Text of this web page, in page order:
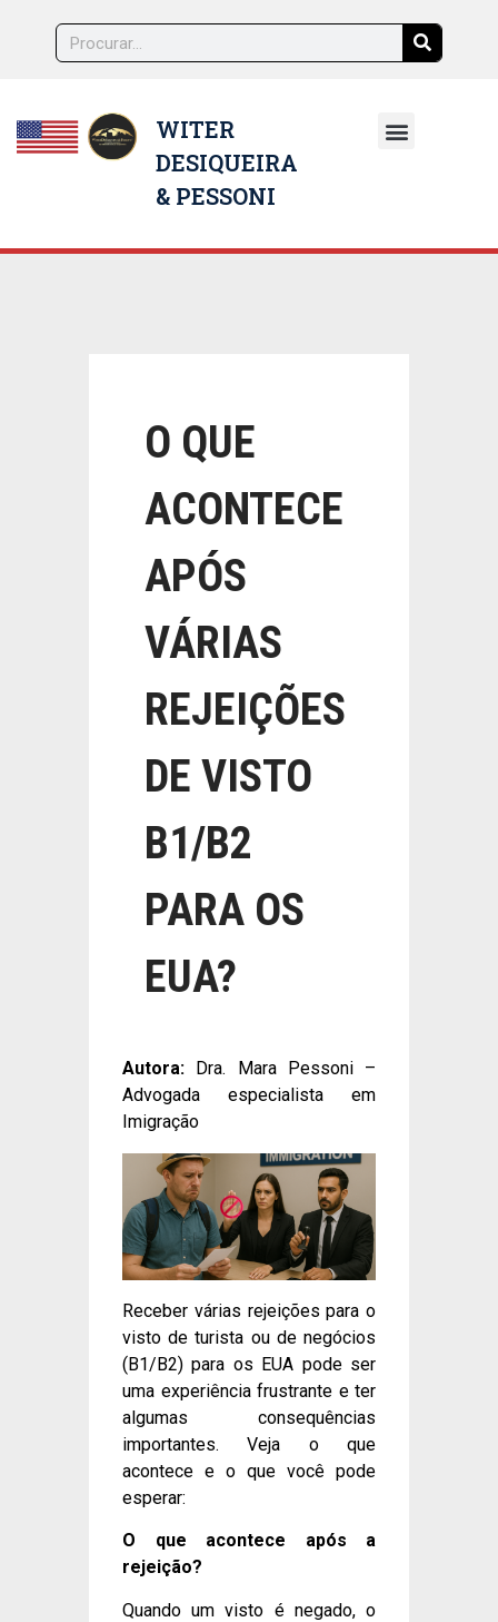
WITER
DESIQUEIRA
& PESSONI
O QUE
ACONTECE
APÓS
VÁRIAS
REJEIÇÕES
DE VISTO
B1/B2
PARA OS
EUA?
Autora: Dra. Mara Pessoni –
Advogada especialista em
Imigração
Receber várias rejeições para o
visto de turista ou de negócios
(B1/B2) para os EUA pode ser
uma experiência frustrante e ter
algumas consequências
importantes. Veja o que
acontece e o que você pode
esperar:
O que acontece após a
rejeição?
Quando um visto é negado, o